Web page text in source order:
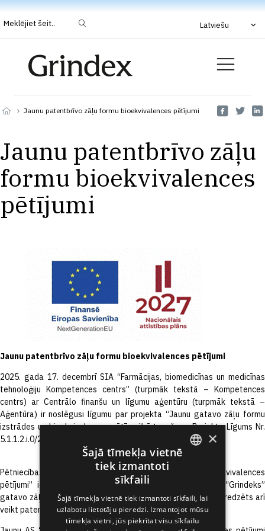
Meklējiet šeit.. Latviešu
Jaunu patentbrīvo zāļu formu bioekvivalences pētījumi
Jaunu patentbrīvo zāļu
formu bioekvivalences
pētījumi
Jaunu patentbrīvo zāļu formu bioekvivalences pētījumi
2025. gada 17. decembrī SIA “Farmācijas, biomedicīnas un medicīnas
tehnoloģiju Kompetences centrs” (turpmāk tekstā – Kompetences
centrs) ar Centrālo finanšu un līgumu aģentūru (turpmāk tekstā –
Aģentūra) ir noslēgusi līgumu par projekta “Jaunu gatavo zāļu formu
izstrādes un bioekvivalences pētījumi” īstenošanu, Projekta Līgums Nr.
5.1.1.2.i.0/2/24/A/CFLA/005 (turpmāk tekstā – Projekts).
Pētniecības projekta “Jaunu patentbrīvo zāļu formu bioekvivalences
pētījumi” ietvaros tiek plānots īstenot vairāku jaunu AS “Grindeks”
gatavo zāļu formu izstrādes pētījumus. Projekta ietvaros paredzēts arī
veikt patentbrīvo zāļu formu bioekvivalences pētījumus.
RUSSIAN
×
Šajā tīmekļa vietnē
tiek izmantoti
sīkfaili
Šajā tīmekļa vietnē tiek izmantoti sīkfaili, lai
uzlabotu lietotāju pieredzi. Izmantojot mūsu
tīmekļa vietni, jūs piekrītat visu sīkfailu